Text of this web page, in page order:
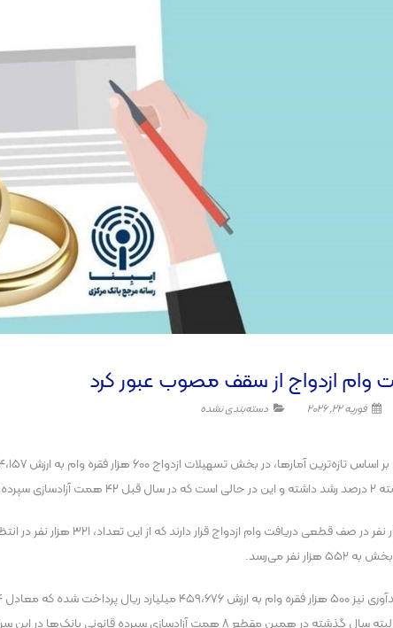
وام ازدواج از سقف مصوب عبور کرد
فوریه 22, 2026 دسته‌بندی نشده
شده بود.
نفر می‌رسد.